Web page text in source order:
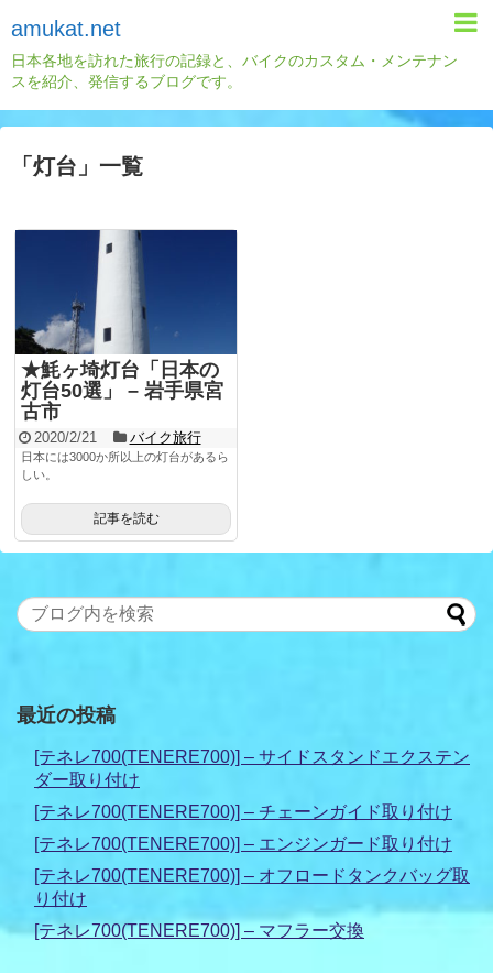
amukat.net
日本各地を訪れた旅行の記録と、バイクのカスタム・メンテナン
スを紹介、発信するブログです。
「 灯台 」 一覧
★魹ヶ埼灯台「日本の
灯台50選」 – 岩手県宮
古市
2020/2/21 バイク旅行
日本には3000か所以上の灯台があるら
しい。
記事を読む
最近の投稿
[テネレ700(TENERE700)] – サイドスタンドエクステン
ダー取り付け
[テネレ700(TENERE700)] – チェーンガイド取り付け
[テネレ700(TENERE700)] – エンジンガード取り付け
[テネレ700(TENERE700)] – オフロードタンクバッグ取
り付け
[テネレ700(TENERE700)] – マフラー交換